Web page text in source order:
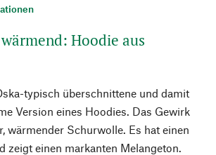
Hoodie aus
typisch überschnittene und damit
Version eines Hoodies. Das Gewirk
wärmender Schurwolle. Es hat einen
zeigt einen markanten Melangeton.